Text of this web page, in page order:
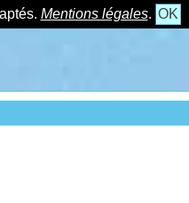
Mentions légales. OK